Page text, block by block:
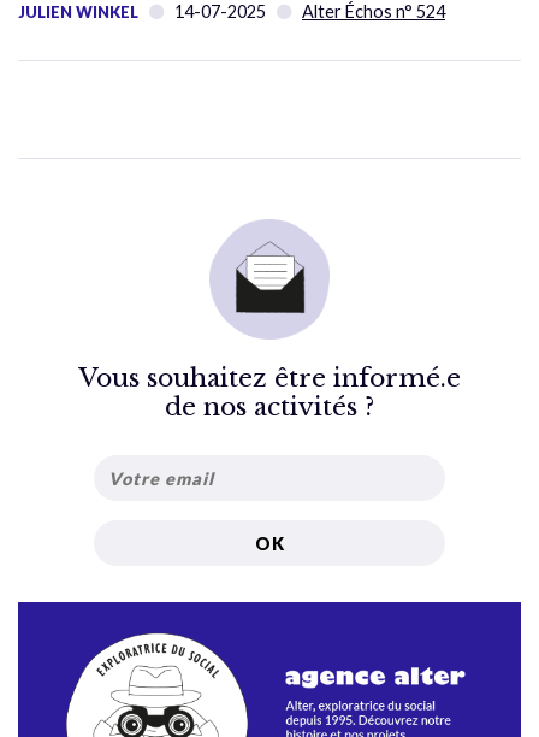
JULIEN WINKEL 14-07-2025 Alter Échos n° 524
Vous souhaitez être informé.e
de nos activités ?